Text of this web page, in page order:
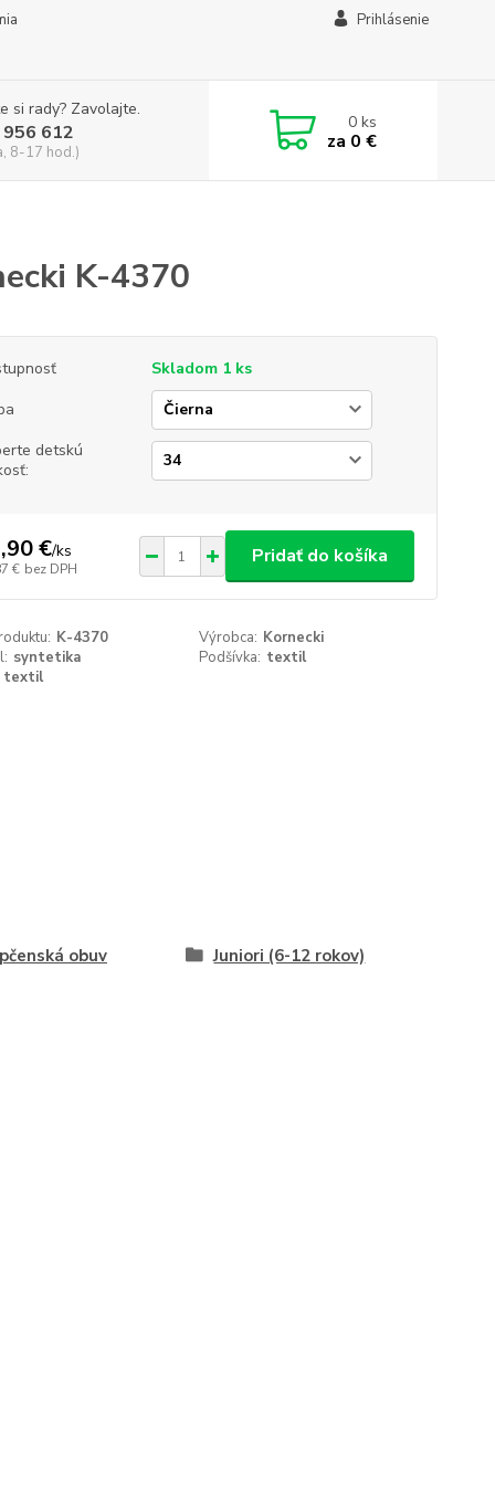
Prihlásenie
si rady? Zavolajte.
612
8-17 hod.)
0ks
za 0 €
K-4370
Skladom 1 ks
detskú
€/ks
€ bez DPH
Pridať do košíka
K-4370 Výrobca: Kornecki
syntetika Podšívka: textil
textil
obuv Juniori (6-12 rokov)